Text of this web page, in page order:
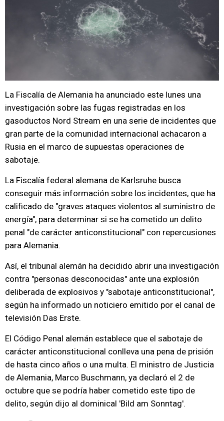
La Fiscalía de Alemania ha anunciado este lunes una
investigación sobre las fugas registradas en los
gasoductos Nord Stream en una serie de incidentes que
gran parte de la comunidad internacional achacaron a
Rusia en el marco de supuestas operaciones de
sabotaje.
La Fiscalía federal alemana de Karlsruhe busca
conseguir más información sobre los incidentes, que ha
calificado de "graves ataques violentos al suministro de
energía", para determinar si se ha cometido un delito
penal "de carácter anticonstitucional" con repercusiones
para Alemania.
Así, el tribunal alemán ha decidido abrir una investigación
contra "personas desconocidas" ante una explosión
deliberada de explosivos y "sabotaje anticonstitucional",
según ha informado un noticiero emitido por el canal de
televisión Das Erste.
El Código Penal alemán establece que el sabotaje de
carácter anticonstitucional conlleva una pena de prisión
de hasta cinco años o una multa. El ministro de Justicia
de Alemania, Marco Buschmann, ya declaró el 2 de
octubre que se podría haber cometido este tipo de
delito, según dijo al dominical 'Bild am Sonntag'.